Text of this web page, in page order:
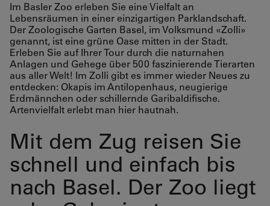
Im Basler Zoo erleben Sie eine Vielfalt an
Lebensräumen in einer einzigartigen Parklandschaft.
Der Zoologische Garten Basel, im Volksmund «Zolli»
genannt, ist eine grüne Oase mitten in der Stadt.
Erleben Sie auf Ihrer Tour durch die naturnahen
Anlagen und Gehege über 500 faszinierende Tierarten
aus aller Welt! Im Zolli gibt es immer wieder Neues zu
entdecken: Okapis im Antilopenhaus, neugierige
Erdmännchen oder schillernde Garibaldifische.
Artenvielfalt erlebt man hier hautnah.
Mit dem Zug reisen Sie
schnell und einfach bis
nach Basel. Der Zoo liegt